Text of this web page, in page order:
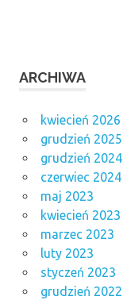
ARCHIWA
kwiecień 2026
grudzień 2025
grudzień 2024
czerwiec 2024
maj 2023
kwiecień 2023
marzec 2023
luty 2023
styczeń 2023
grudzień 2022